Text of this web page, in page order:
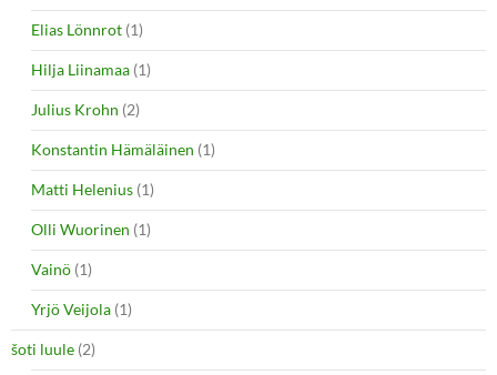
Elias Lönnrot (1)
Hilja Liinamaa (1)
Julius Krohn (2)
Konstantin Hämäläinen (1)
Matti Helenius (1)
Olli Wuorinen (1)
Vainö (1)
Yrjö Veijola (1)
šoti luule (2)